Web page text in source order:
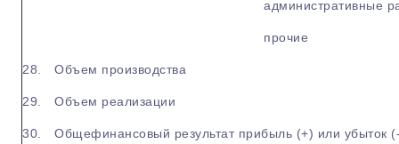
административные
прочие
28. Объем производства
29. Объем реализации
30. Общефинансовый результат прибыль (+) или убыток